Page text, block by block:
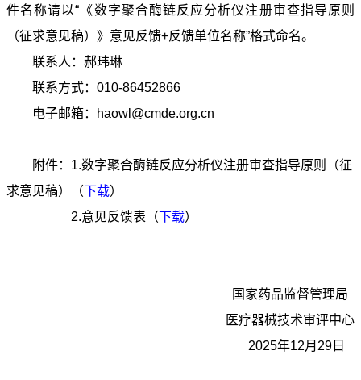
件名称请以“《数字聚合酶链反应分析仪注册审查指导原则
（征求意见稿）》意见反馈+反馈单位名称”格式命名。
联系人：郝玮琳
联系方式：010-86452866
电子邮箱：haowl@cmde.org.cn
附件：1.数字聚合酶链反应分析仪注册审查指导原则（征
求意见稿）（下载）
2.意见反馈表（下载）
国家药品监督管理局
医疗器械技术审评中心
2025年12月29日